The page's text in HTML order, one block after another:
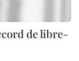
de libre-